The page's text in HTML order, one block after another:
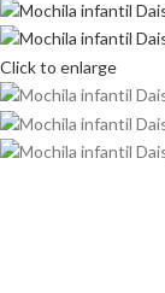
Click to enlarge